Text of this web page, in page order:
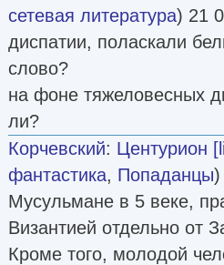
сетевая литература) 21
диспатии, поласкали
слово?
на фоне тяжеловесных
ли?
Корчевский: Центурион
фантастика, Попаданцы)
Мусульмане в 5 веке,
Византией отдельно от
Кроме того, молодой